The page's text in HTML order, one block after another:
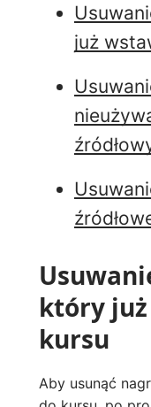
już
który już
kursu
Aby usunąć